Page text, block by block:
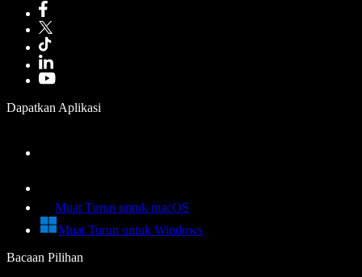
Dapatkan Aplikasi
Muat Turun untuk macOS
Muat Turun untuk Windows
Bacaan Pilihan